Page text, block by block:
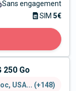
Sans engagement
SIM 5€
250 Go
USA... (+148)